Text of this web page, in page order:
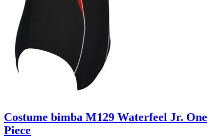
Costume bimba M129 Waterfeel Jr. One
Piece